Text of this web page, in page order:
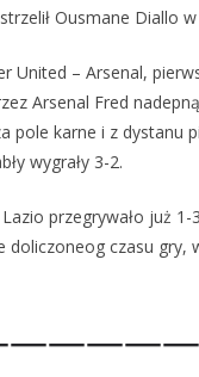
Ousmane Diallo
United – Arsenal,
Arsenal Fred
pole karne i z dystanu
wygrały 3-2.
przegrywało już
doliczoneog czasu